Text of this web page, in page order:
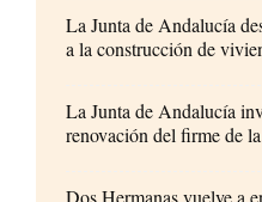
La Junta de Andalucía
a la construcción de
La Junta de Andalucía
renovación del firme de
Dos Hermanas vuelve a